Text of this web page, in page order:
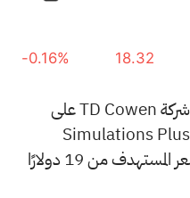
18.32
-0.16%
أبقى المحلل بريندان سميث من شركة TD Cowen على
توصيته بالاحتفاظ بأسهم شركة Simulations Plus
) وخفض السعر المستهدف من 19 دولارًا